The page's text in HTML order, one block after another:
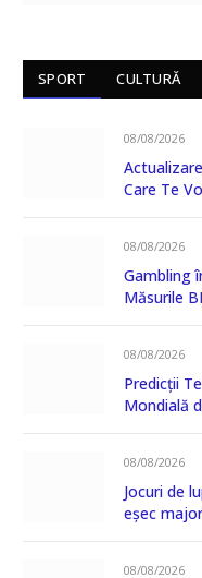
SPORT CULTURĂ
08/08/2026
Care Te
08/08/2026
Gambling
Măsurile
08/08/2026
Predicții
Mondială
08/08/2026
Jocuri de
eșec
08/08/2026